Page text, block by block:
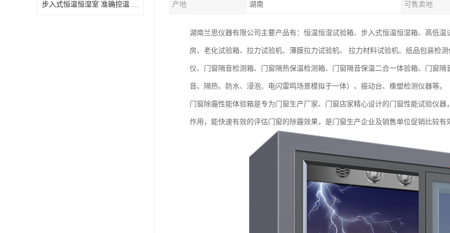
步入式恒温恒湿室 准确控温 试验周期自动化程度高 产地 湖南 可售卖地
湖南兰思仪器有限公司主要产品有：恒温恒湿试验箱、步入式恒温恒湿箱、高低
房、老化试验箱、拉力试验机、薄膜拉力试验机、 拉力材料试验机、纸品包装检
仪、门窗隔音检测箱、门窗隔热保温检测箱、门窗隔音保温二合一体验箱、门窗
音、隔热、防水、浸泡、电闪雷鸣场景模拟于一体）、振动台、橡塑检测仪器等。
门窗除霾性能体验箱是专为门窗生产厂家、门窗店家精心设计的门窗性能试验仪
作用，能快速有效的评估门窗的除霾效果，是门窗生产企业及销售单位促销比较有